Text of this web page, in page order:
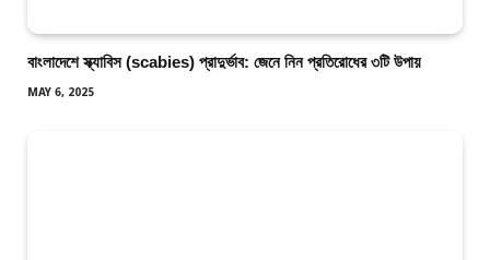
বাংলাদেশে স্ক্যাবিস (scabies) প্রাদুর্ভাব: জেনে নিন প্রতিরোধের ৩টি উপায়
MAY 6, 2025